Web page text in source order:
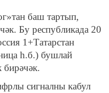
баш тартып,
Бу республикада 20
1+Татарстан
һ.б.) бушлай
бирәчәк.
сигналны кабул